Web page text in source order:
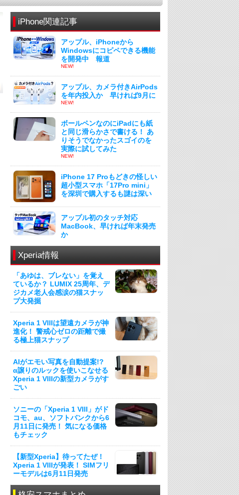
iPhone関連記事
アップル、iPhoneから
Windowsにコピペできる機能
を開発中 報道
NEW!
アップル、カメラ付きAirPods
を年内投入か 早ければ9月に
NEW!
ボールペンなのにiPadにも紙
と同じ滑らかさで書ける！ あ
りそうでなかったスゴイのを
実際に試してみた
NEW!
iPhone 17 Proもどきの怪しい
超小型スマホ「17Pro mini」
を深圳で購入するも謎は深い
アップル初のタッチ対応
MacBook、早ければ年末発売
か
Xperia情報
「あゆは、ブレない」を覚え
ているか？ LUMIX 25周年、デ
ジカメ老人会感涙の猫スナッ
プ大発掘
Xperia 1 VIIIは望遠カメラが神
進化！ 警戒心ゼロの距離で撮
る極上猫スナップ
AIがエモい写真を自動提案!?
α譲りのルックを使いこなせる
Xperia 1 VIIIの新型カメラがす
ごい
ソニーの「Xperia 1 VIII」がド
コモ、au、ソフトバンクから6
月11日に発売！ 気になる価格
もチェック
【新型Xperia】待ってたぜ！
Xperia 1 VIIIが発表！ SIMフリ
ーモデルは6月11日発売